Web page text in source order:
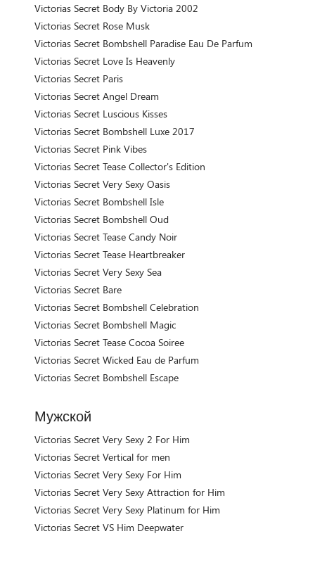
Victorias Secret Body By Victoria 2002
Victorias Secret Rose Musk
Victorias Secret Bombshell Paradise Eau De Parfum
Victorias Secret Love Is Heavenly
Victorias Secret Paris
Victorias Secret Angel Dream
Victorias Secret Luscious Kisses
Victorias Secret Bombshell Luxe 2017
Victorias Secret Pink Vibes
Victorias Secret Tease Collector's Edition
Victorias Secret Very Sexy Oasis
Victorias Secret Bombshell Isle
Victorias Secret Bombshell Oud
Victorias Secret Tease Candy Noir
Victorias Secret Tease Heartbreaker
Victorias Secret Very Sexy Sea
Victorias Secret Bare
Victorias Secret Bombshell Celebration
Victorias Secret Bombshell Magic
Victorias Secret Tease Cocoa Soiree
Victorias Secret Wicked Eau de Parfum
Victorias Secret Bombshell Escape
Мужской
Victorias Secret Very Sexy 2 For Him
Victorias Secret Vertical for men
Victorias Secret Very Sexy For Him
Victorias Secret Very Sexy Attraction for Him
Victorias Secret Very Sexy Platinum for Him
Victorias Secret VS Him Deepwater